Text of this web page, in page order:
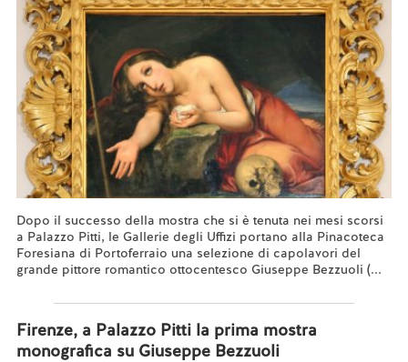
Dopo il successo della mostra che si è tenuta nei mesi scorsi
a Palazzo Pitti, le Gallerie degli Uffizi portano alla Pinacoteca
Foresiana di Portoferraio una selezione di capolavori del
grande pittore romantico ottocentesco Giuseppe Bezzuoli (...
Firenze, a Palazzo Pitti la prima mostra
monografica su Giuseppe Bezzuoli